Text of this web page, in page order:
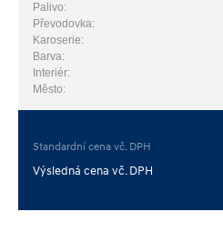
Palivo:
Převodovka:
Karoserie:
Barva:
Interiér:
Město:
Standardní cena vč. DPH
Výsledná cena vč. DPH